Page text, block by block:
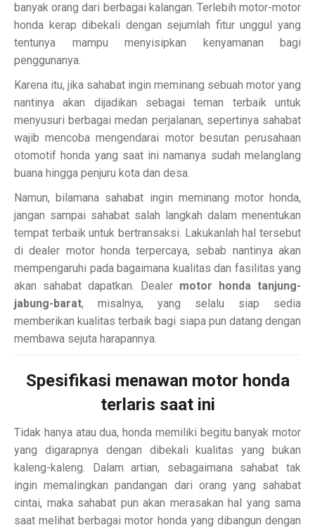
banyak orang dari berbagai kalangan. Terlebih motor-motor
honda kerap dibekali dengan sejumlah fitur unggul yang
tentunya mampu menyisipkan kenyamanan bagi
penggunanya.
Karena itu, jika sahabat ingin meminang sebuah motor yang
nantinya akan dijadikan sebagai teman terbaik untuk
menyusuri berbagai medan perjalanan, sepertinya sahabat
wajib mencoba mengendarai motor besutan perusahaan
otomotif honda yang saat ini namanya sudah melanglang
buana hingga penjuru kota dan desa.
Namun, bilamana sahabat ingin meminang motor honda,
jangan sampai sahabat salah langkah dalam menentukan
tempat terbaik untuk bertransaksi. Lakukanlah hal tersebut
di dealer motor honda terpercaya, sebab nantinya akan
mempengaruhi pada bagaimana kualitas dan fasilitas yang
akan sahabat dapatkan. Dealer motor honda tanjung-
jabung-barat, misalnya, yang selalu siap sedia
memberikan kualitas terbaik bagi siapa pun datang dengan
membawa sejuta harapannya.
Spesifikasi menawan motor honda
terlaris saat ini
Tidak hanya atau dua, honda memiliki begitu banyak motor
yang digarapnya dengan dibekali kualitas yang bukan
kaleng-kaleng. Dalam artian, sebagaimana sahabat tak
ingin memalingkan pandangan dari orang yang sahabat
cintai, maka sahabat pun akan merasakan hal yang sama
saat melihat berbagai motor honda yang dibangun dengan